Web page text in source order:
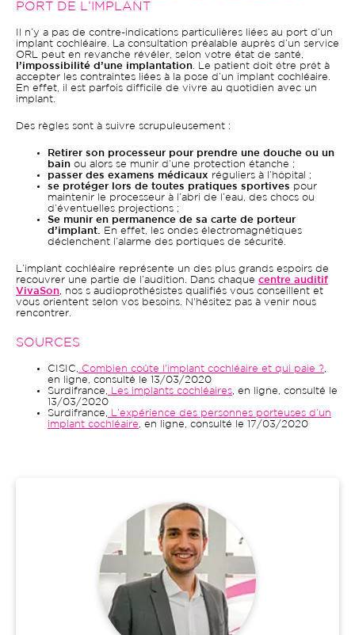
PORT DE L’IMPLANT
Il n’y a pas de contre-indications particulières liées au port d’un
implant cochléaire. La consultation préalable auprès d’un service
ORL peut en revanche révéler, selon votre état de santé,
l’impossibilité d’une implantation . Le patient doit être prêt à
accepter les contraintes liées à la pose d’un implant cochléaire.
En effet, il est parfois difficile de vivre au quotidien avec un
implant.
Des règles sont à suivre scrupuleusement :
Retirer son processeur pour prendre une douche ou un
bain ou alors se munir d’une protection étanche ;
passer des examens médicaux réguliers à l’hôpital ;
se protéger lors de toutes pratiques sportives pour
maintenir le processeur à l’abri de l’eau, des chocs ou
d’éventuelles projections ;
Se munir en permanence de sa carte de porteur
d’implant.
En effet, les ondes électromagnétiques
déclenchent l’alarme des portiques de sécurité.
L’implant cochléaire représente un des plus grands espoirs de
recouvrer une partie de l’audition. Dans chaque centre auditif
VivaSon , nos s audioprothésistes qualifiés vous conseillent et
vous orientent selon vos besoins. N'hésitez pas à venir nous
rencontrer.
SOURCES
CISIC, Combien coûte l'implant cochléaire et qui paie ?
en ligne, consulté le 13/03/2020
Surdifrance,
Les implants cochléaires , en ligne, consulté le
13/03/2020
Surdifrance,
L’expérience des personnes porteuses d’un
implant cochléaire , en ligne, consulté le 17/03/2020